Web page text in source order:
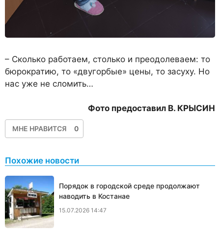
– Сколько работаем, столько и преодолеваем: то
бюрокра­тию, то «двугорбые» цены, то засуху. Но
нас уже не сломить…
Фото предоставил В. КРЫСИН
МНЕ НРАВИТСЯ 0
Похожие новости
Порядок в городской среде продолжают
наводить в Костанае
15.07.2026 14:47